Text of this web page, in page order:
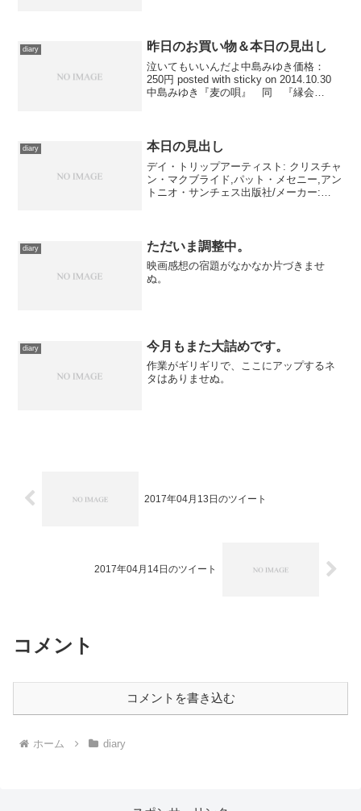
diary 昨日のお買い物＆本日の見出し
泣いてもいいんだよ中島みゆき価格：
250円 posted with sticky on 2014.10.30
中島みゆき『麦の唄』 同 『縁会
diary 本日の見出し
デイ・トリップアーティスト: クリスチャ
ン・マクブライド,パット・メセニー,アン
トニオ・サンチェス出版社/メーカー:
diary ただいま調整中。
映画感想の宿題がなかなか片づきませ
ぬ。
diary 今月もまた大詰めです。
作業がギリギリで、ここにアップするネ
タはありませぬ。
2017年04月13日のツイート
2017年04月14日のツイート
コメント
コメントを書き込む
ホーム diary